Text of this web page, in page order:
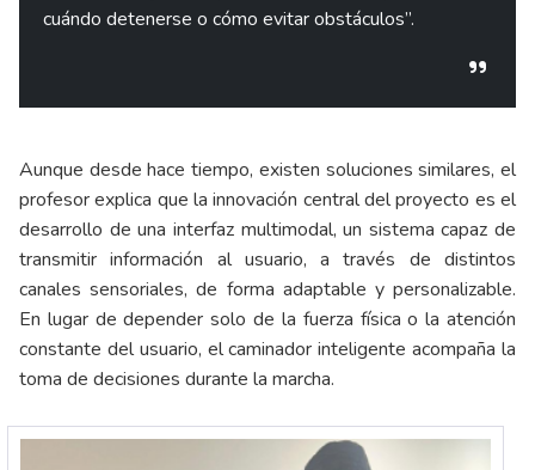
cuándo detenerse o cómo evitar obstáculos”.
Aunque desde hace tiempo, existen soluciones similares, el
profesor explica que la innovación central del proyecto es el
desarrollo de una interfaz multimodal, un sistema capaz de
transmitir información al usuario, a través de distintos
canales sensoriales, de forma adaptable y personalizable.
En lugar de depender solo de la fuerza física o la atención
constante del usuario, el caminador inteligente acompaña la
toma de decisiones durante la marcha.